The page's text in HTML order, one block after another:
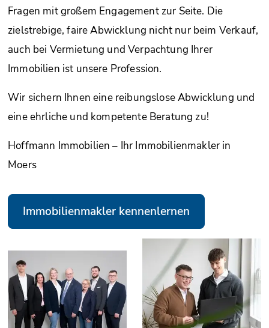
Fragen mit großem Engagement zur Seite. Die
zielstrebige, faire Abwicklung nicht nur beim Verkauf,
auch bei Vermietung und Verpachtung Ihrer
Immobilien ist unsere Profession.
Wir sichern Ihnen eine reibungslose Abwicklung und
eine ehrliche und kompetente Beratung zu!
Hoffmann Immobilien – Ihr Immobilienmakler in
Moers
Immobilienmakler kennenlernen